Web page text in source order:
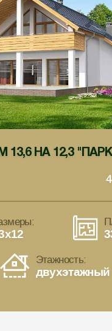
13,6 НА 12,3
Этажность:
двухэтажный